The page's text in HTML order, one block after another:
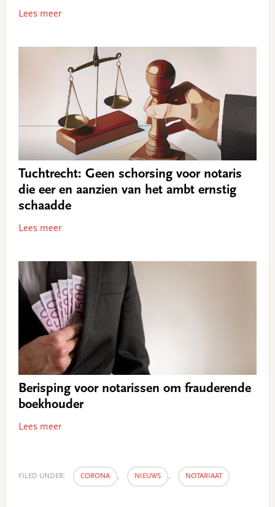
Lees meer
Tuchtrecht: Geen schorsing voor notaris
die eer en aanzien van het ambt ernstig
schaadde
Lees meer
Berisping voor notarissen om frauderende
boekhouder
Lees meer
FILED UNDER: CORONA , NIEUWS , NOTARIAAT